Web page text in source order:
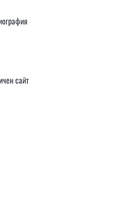
сайт